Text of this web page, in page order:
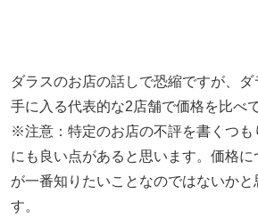
ダラスのお店の話しで恐縮ですが、
手に入る代表的な2店舗で価格を比べ
※注意：特定のお店の不評を書くつも
にも良い点があると思います。価格
が一番知りたいことなのではないかと
す。